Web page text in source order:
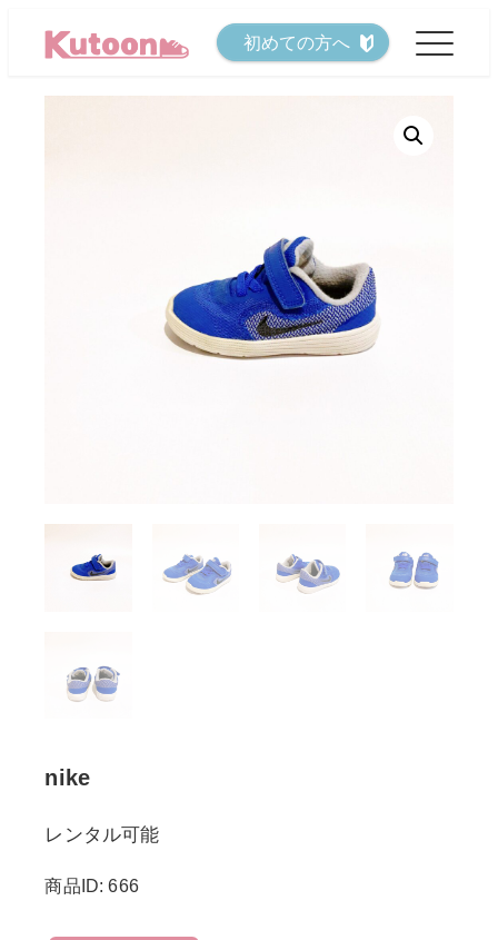
初めての方へ
nike
レンタル可能
商品ID: 666